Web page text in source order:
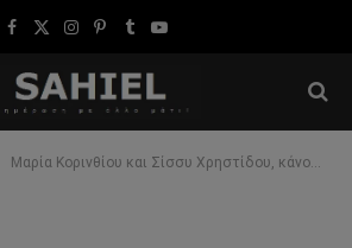
Facebook
X
Instagram
Pinterest
TumblrYouTube
Μαρία Κορινθίου και Σίσσυ Χρηστίδου, κάνουν παρέα διακοπές στη Χαλκιδική